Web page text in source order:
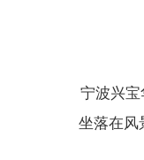
宁波兴宝
坐落在风